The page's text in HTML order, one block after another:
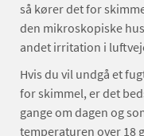
så kører det for
den mikroskopiske
andet irritation i
Hvis du vil undgå et
for skimmel, er det
gange om dagen og
temperaturen over 18